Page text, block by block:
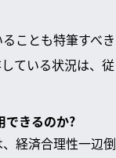
ことも特筆すべき
ている状況は、従
できるのか?
経済合理性一辺倒